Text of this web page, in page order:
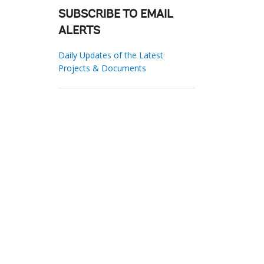
SUBSCRIBE TO EMAIL
ALERTS
Daily Updates of the Latest
Projects & Documents